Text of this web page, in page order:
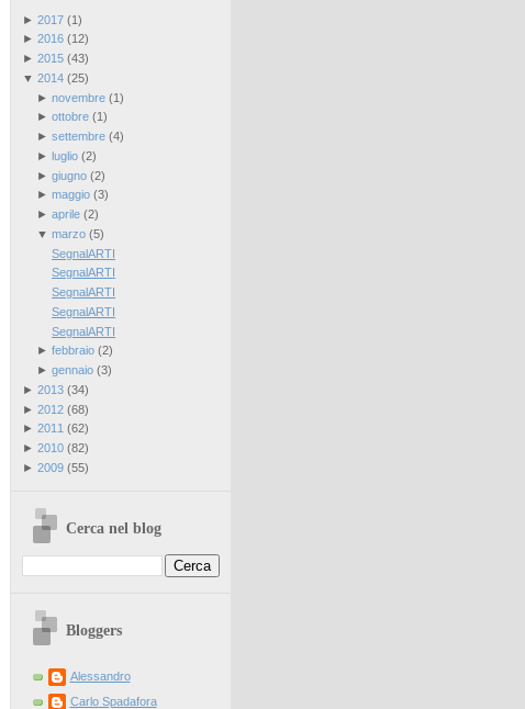
► 2017(1)
► 2016(12)
► 2015(43)
▼ 2014(25)
► novembre(1)
► ottobre(1)
► settembre(4)
► luglio(2)
► giugno(2)
► maggio(3)
► aprile(2)
▼ marzo(5)
SegnalARTI
SegnalARTI
SegnalARTI
SegnalARTI
SegnalARTI
► febbraio(2)
► gennaio(3)
► 2013(34)
► 2012(68)
► 2011(62)
► 2010(82)
► 2009(55)
Cerca nel blog
Bloggers
Alessandro
Carlo Spadafora